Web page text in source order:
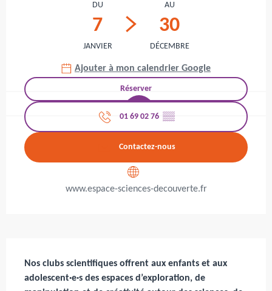
DU
7
JANVIER
AU
30
DÉCEMBRE
Ajouter à mon calendrier Google
Réserver
01 69 02 76 ▒▒
Contactez-nous
www.espace-sciences-decouverte.fr
Nos clubs scientifiques offrent aux enfants et aux
adolescent·e·s des espaces d’exploration, de